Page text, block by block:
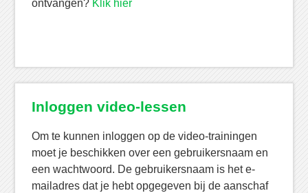
ontvangen? Klik hier
Inloggen video-lessen
Om te kunnen inloggen op de video-trainingen
moet je beschikken over een gebruikersnaam en
een wachtwoord. De gebruikersnaam is het e-
mailadres dat je hebt opgegeven bij de aanschaf